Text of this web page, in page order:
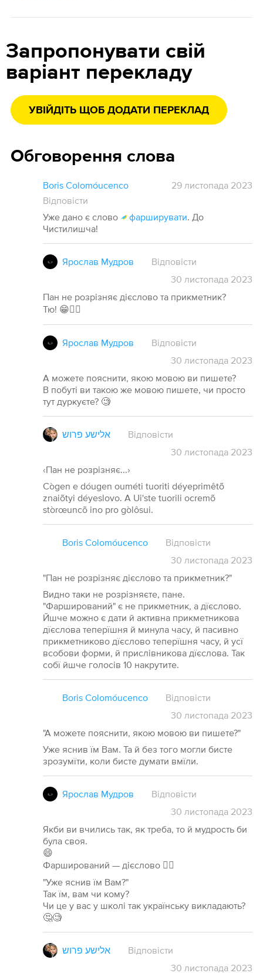
Запропонувати свій
варіант перекладу
УВІЙДІТЬ ЩОБ ДОДАТИ ПЕРЕКЛАД
Обговорення слова
Boris Colomóucenco
29 листопада 2023
Відповісти
Уже дано є слово
фарширувати. До
Чистилишча!
Ярослав Мудров
Відповісти
30 листопада 2023
Пан не розрізняє дієслово та прикметник?
Тю! 😁🤦‍♂️
Ярослав Мудров
Відповісти
30 листопада 2023
А можете пояснити, якою мовою ви пишете?
В побуті ви такою же мовою пишете, чи просто
тут дуркуєте? 🧐
אלישע פרוש
Відповісти
30 листопада 2023
‹Пан не розрізняє...›
Cògen e dóugen ouméti tuoriti déyeprimêtõ
znaiõtyi déyeslovo. A Ui'ste tuorili ocremõ
stòrœuncõ ino pro gòlôsui.
Boris Colomóucenco
Відповісти
30 листопада 2023
"Пан не розрізняє дієслово та прикметник?"
Видно таки не розрізняєте, пане.
"Фарширований" є не прикметник, а дїєслово.
Йшче можно є дати й активна прикметникова
дїєслова теперїшня й минула часу, й пасивно
прикметниково дїєслово теперїшня часу, й усї
всобови форми, й прислівникова дїєслова. Так
собї йшче голосів 10 накрутите.
Boris Colomóucenco
Відповісти
30 листопада 2023
"А можете пояснити, якою мовою ви пишете?"
Уже яснив їм Вам. Та й без того могли бисте
зрозумїти, коли бисте думати вмїли.
Ярослав Мудров
Відповісти
30 листопада 2023
Якби ви вчились так, як треба, то й мудрость би
була своя.
😄
Фарширований — дієслово 🤦‍♂️
"Уже яснив їм Вам?"
Так їм, вам чи кому?
Чи це у вас у школі так українську викладають?
🤔🧐
אלישע פרוש
Відповісти
30 листопада 2023